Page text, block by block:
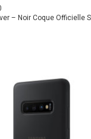
– Noir Coque Officielle